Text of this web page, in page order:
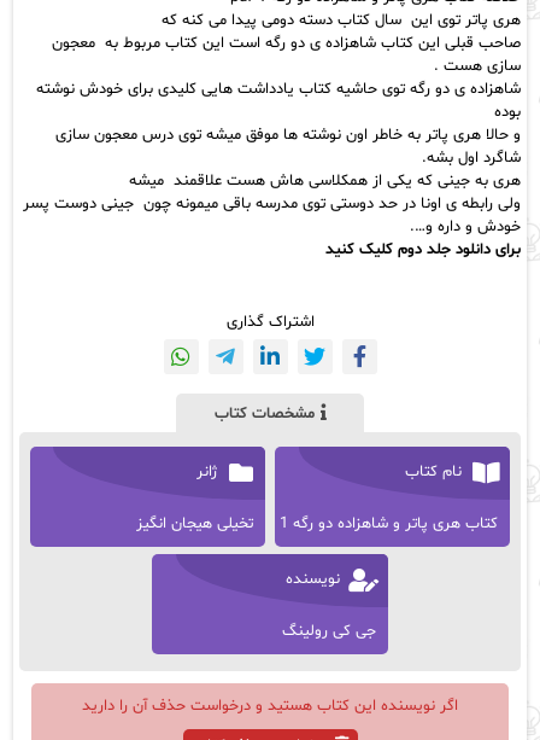
هری‌ پاتر‌ توی‌ این سال‌ کتاب‌ دسته‌ دومی پیدا‌ می‌ کنه‌ که‌
صاحب‌ قبلی‌ این‌ کتاب‌ شاهزاده‌ ی‌ دو رگه‌ است‌ این‌ کتاب‌ مربوط‌ به معجون‌
سازی‌ هست‌ .
شاهزاده‌ ی‌ دو‌ رگه‌ توی‌ حاشیه‌ کتاب‌ یادداشت‌ هایی‌کلیدی‌ برای‌ خودش‌ نوشته‌
بوده‌
و حالا‌ هری‌ پاتر‌ به‌ خاطر‌ اون‌ نوشته‌ ها‌ موفق‌ میشه‌‌ توی درس معجون‌ سازی
شاگرد اول بشه.
هری به جینی که‌ یکی‌ از‌ همکلاسی‌ هاش‌ هست‌ علاقمند میشه‌
ولی رابطه‌ ی اونا‌ در حد دوستی توی مدرسه باقی میمونه‌ چونجینی‌دوست‌ پسر
خودش و داره‌ و….
برای دانلود جلد دوم کلیک کنید
اشتراک گذاری
مشخصات کتاب
نام کتاب
کتاب‌ هری‌ پاتر‌ و شاهزاده دو رگه 1
ژانر
تخیلی هیجان انگیز
نویسنده
جی کی رولینگ
اگر نویسنده این کتاب هستید و درخواست حذف آن را دارید